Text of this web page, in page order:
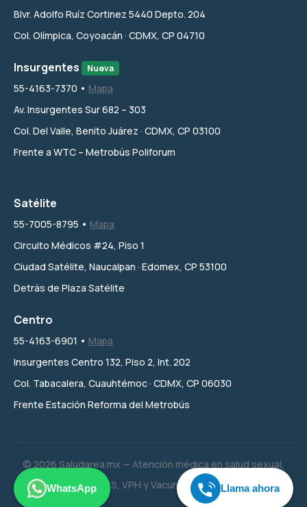
Blvr. Adolfo Ruíz Cortinez 5440 Depto. 204
Col. Olímpica, Coyoacán · CDMX, CP 04710
Insurgentes Nueva
55-4163-7370 • Mapa
Av. Insurgentes Sur 682 – 303
Col. Del Valle, Benito Juárez · CDMX, CP 03100
Frente a WTC – Metrobús Poliforum
Satélite
55-7005-8795 • Mapa
Circuito Médicos #24, Piso 1
Ciudad Satélite, Naucalpan · Edomex, CP 53100
Detrás de Plaza Satélite
Centro
55-4163-6901 • Mapa
Insurgentes Centro 132, Piso 2, Int. 202
Col. Tabacalera, Cuauhtémoc · CDMX, CP 06030
Frente Estación Reforma del Metrobús
© 2026 Saludarea.mx — Atención médica en salud sexual,
ITS, VPH y Vacunación.
WhatsApp Llama ahora